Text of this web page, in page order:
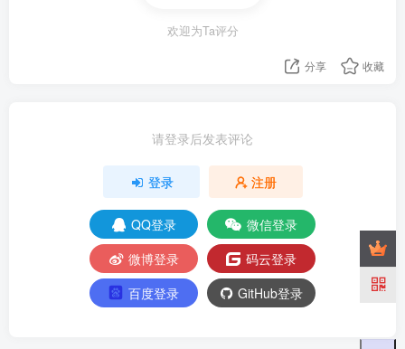
欢迎为Ta评分
分享 收藏
请登录后发表评论
登录 注册
QQ登录
微信登录
微博登录
码云登录
百度登录
GitHub登录